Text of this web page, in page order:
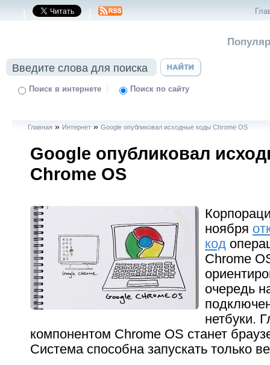
| |
Поиск в интернете | Поиск по сайту
Главная » Интернет »Google опубликовал исходные коды Chrome OS
Google опубликовал
Chrome OS
ноября
код
Chrome
очередь
нетбуки.
компонентом Chrome OS станет
Система способна запускать только